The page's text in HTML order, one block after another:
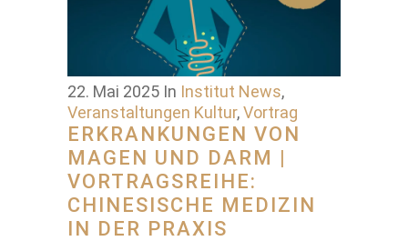
22. Mai 2025 In Institut News,
Veranstaltungen Kultur,Vortrag
ERKRANKUNGEN VON
MAGEN UND DARM |
VORTRAGSREIHE:
CHINESISCHE MEDIZIN
IN DER PRAXIS